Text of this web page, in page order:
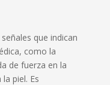
que indican
como la
de fuerza en la
piel. Es